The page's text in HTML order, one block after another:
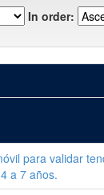
In order:
para validar
a 7 años.